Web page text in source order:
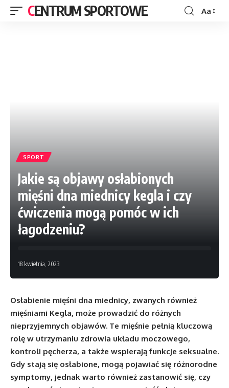
CENTRUM SPORTOWE Aa
SPORT
Jakie są objawy osłabionych
mięśni dna miednicy kegla i czy
ćwiczenia mogą pomóc w ich
łagodzeniu?
18 kwietnia, 2023
Osłabienie mięśni dna miednicy, zwanych również
mięśniami Kegla, może prowadzić do różnych
nieprzyjemnych objawów. Te mięśnie pełnią kluczową
rolę w utrzymaniu zdrowia układu moczowego,
kontroli pęcherza, a także wspierają funkcje seksualne.
Gdy stają się osłabione, mogą pojawiać się różnorodne
symptomy, jednak warto również zastanowić się, czy